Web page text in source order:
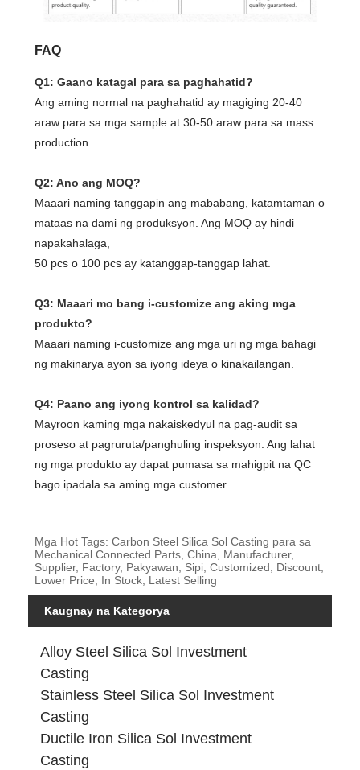
FAQ
Q1: Gaano katagal para sa paghahatid?
Ang aming normal na paghahatid ay magiging 20-40
araw para sa mga sample at 30-50 araw para sa mass
production.
Q2: Ano ang MOQ?
Maaari naming tanggapin ang mababang, katamtaman o
mataas na dami ng produksyon. Ang MOQ ay hindi
napakahalaga,
50 pcs o 100 pcs ay katanggap-tanggap lahat.
Q3: Maaari mo bang i-customize ang aking mga
produkto?
Maaari naming i-customize ang mga uri ng mga bahagi
ng makinarya ayon sa iyong ideya o kinakailangan.
Q4: Paano ang iyong kontrol sa kalidad?
Mayroon kaming mga nakaiskedyul na pag-audit sa
proseso at pagruruta/panghuling inspeksyon. Ang lahat
ng mga produkto ay dapat pumasa sa mahigpit na QC
bago ipadala sa aming mga customer.
Mga Hot Tags: Carbon Steel Silica Sol Casting para sa
Mechanical Connected Parts, China, Manufacturer,
Supplier, Factory, Pakyawan, Sipi, Customized, Discount,
Lower Price, In Stock, Latest Selling
Kaugnay na Kategorya
Alloy Steel Silica Sol Investment
Casting
Stainless Steel Silica Sol Investment
Casting
Ductile Iron Silica Sol Investment
Casting